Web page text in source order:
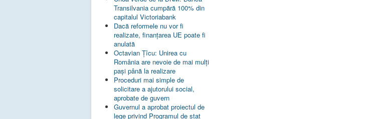
Transilvania cumpără 100% din
capitalul Victoriabank
Dacă reformele nu vor fi
realizate, finanţarea UE poate fi
anulată
Octavian Țîcu: Unirea cu
România are nevoie de mai mulți
pași până la realizare
Proceduri mai simple de
solicitare a ajutorului social,
aprobate de guvern
Guvernul a aprobat proiectul de
lege privind Programul de stat